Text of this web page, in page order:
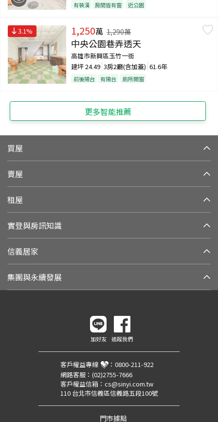
有裝潢 房間皆有窗 近公園
3.1% 1,250萬 1,290萬
中央公園巷弄透天
高雄市新興區玉竹一街
建坪24.49 3房2廳(含加蓋) 61.6年
前後陽台 有陽台 廁所開窗
更多智能推薦
買屋
賣屋
租屋
實登與房訊知識
信義居家
集團與永續發展
加好友 追蹤我們
客戶權益專線 ： 0800-211-922
網路客服： (02)2755-7666
客戶權益信箱： cs@sinyi.com.tw
110 台北市信義區信義路五段100號
門市據點